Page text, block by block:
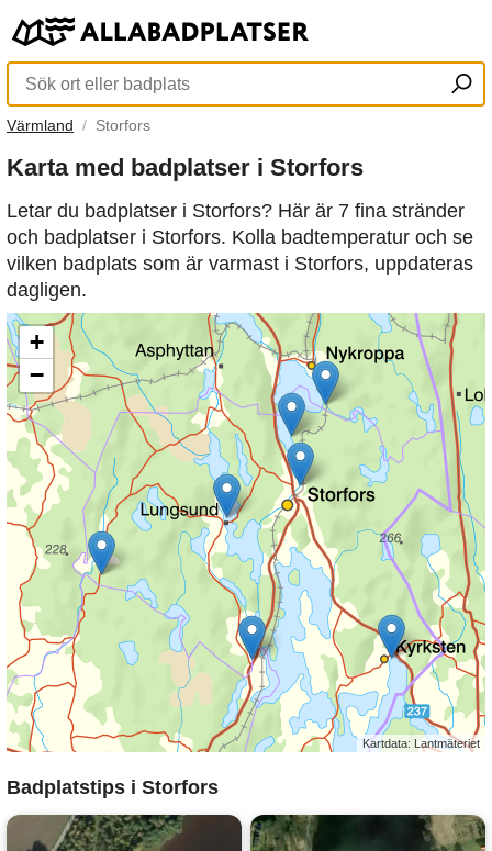
Värmland Storfors
Karta med badplatser i Storfors
Letar du badplatser i Storfors? Här är 7 fina stränder
och badplatser i Storfors. Kolla badtemperatur och se
vilken badplats som är varmast i Storfors, uppdateras
dagligen.
+
−
Kartdata: Lantmäteriet
Badplatstips i Storfors